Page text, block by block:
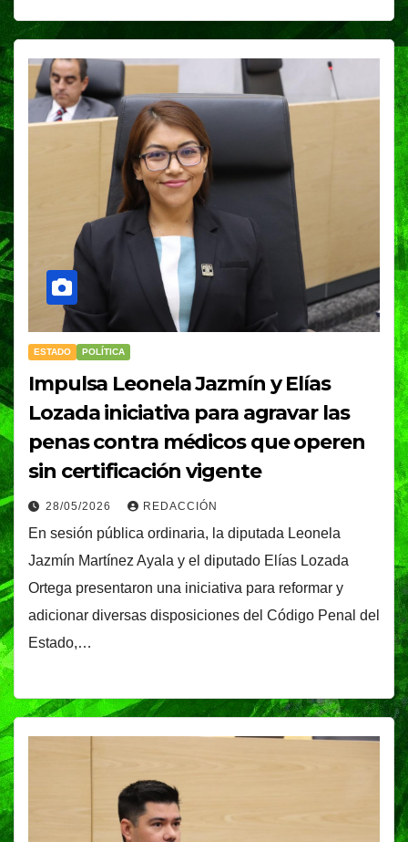
ESTADO POLÍTICA
Impulsa Leonela Jazmín y Elías
Lozada iniciativa para agravar las
penas contra médicos que operen
sin certificación vigente
28/05/2026 REDACCIÓN
En sesión pública ordinaria, la diputada Leonela
Jazmín Martínez Ayala y el diputado Elías Lozada
Ortega presentaron una iniciativa para reformar y
adicionar diversas disposiciones del Código Penal del
Estado,…